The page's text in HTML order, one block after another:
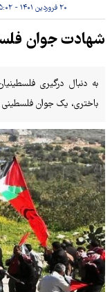
۲۰ فروردین ۱۴۰۱ - ۱۵:۰۲
شهادت جوان
به دنبال درگیری
باختری، یک جوان